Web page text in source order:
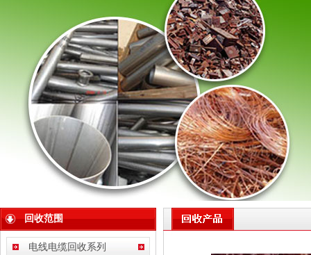
回收范围
电线电缆回收系列